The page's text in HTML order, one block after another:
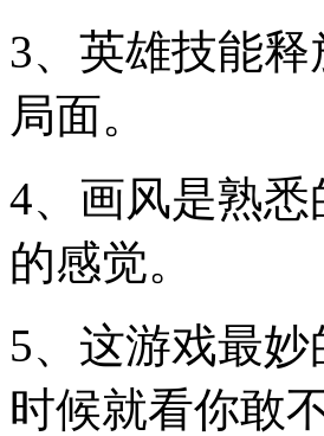
3、英雄技能
局面。
4、画风是熟
的感觉。
5、这游戏最
时候就看你敢